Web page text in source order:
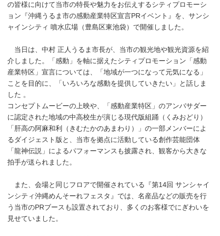
の皆様に向けて当市の特長や魅力をお伝えするシティプロモーシ
ョン『沖縄うるま市の感動産業特区宣言PRイベント』を、サンシ
ャインシティ 噴水広場（豊島区東池袋）で開催しました。
当日は、中村 正人うるま市長が、当市の観光地や観光資源を紹
介しました。「感動」を軸に据えたシティプロモーション「感動
産業特区」宣言については、「地域が一つになって元気になる」
ことを目的に、「いろいろな感動を提供していきたい」と話しま
した 。
コンセプトムービーの上映や、「感動産業特区」のアンバサダー
に認定された地域の中高校生が演じる現代版組踊（くみおどり）
「肝高の阿麻和利（きむたかのあまわり）」の一部メンバーによ
るダイジェスト版と、当市を拠点に活動している創作芸能団体
「龍神伝説」によるパフォーマンスも披露され、観客から大きな
拍手が送られました。
また、会場と同じフロアで開催されている『第14回 サンシャイ
ンシティ沖縄めんそーれフェスタ』では、名産品などの販売を行
う当市のPRブースも設置されており、多くのお客様でにぎわいを
見せていました。